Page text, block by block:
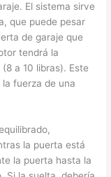
El sistema sirve
que puede pesar
de garaje que
tendrá la
a 10 libras). Este
fuerza de una
la puerta está
la puerta hasta la